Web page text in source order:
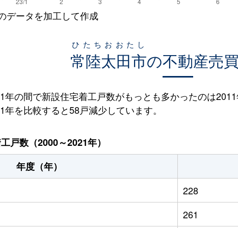
データを加工して作成
常陸太田市
ひたちおおたし
の不動産売
年の間で新設住宅着工戸数がもっとも多かったのは
を比較すると58戸減少しています。
戸数（2000～2021年）
年度（年）
228
261